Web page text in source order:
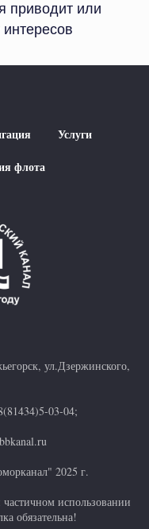
приводит или
Услуги
флота
ул.Дзержинского,
03-04;
2025 г.
использовании
обязательна!